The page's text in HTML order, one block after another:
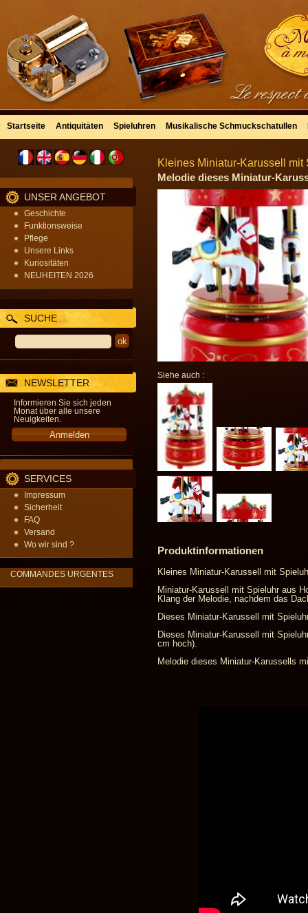
Startseite Antiquitäten Spieluhren Musikalische Schmuckschatullen
UNSER ANGEBOT
Geschichte
Funktionsweise
Pflege
Unsere Links
Kuriositäten
NEUHEITEN 2026
SUCHE
NEWSLETTER
Informieren Sie sich jeden
Monat über alle unsere
Neuigkeiten.
SERVICES
Impressum
Sicherheit
FAQ
Versand
Wo wir sind ?
COMMANDES URGENTES
Kleines Miniatur-Karussell mit
Melodie dieses Miniatur-
Siehe auch :
Produktinformationen
Kleines Miniatur-Karussell mit
Miniatur-Karussell mit Spieluhr aus
Klang der Melodie, nachdem das
Dieses Miniatur-Karussell mit
Dieses Miniatur-Karussell mit
cm hoch).
Melodie dieses Miniatur-Karussells